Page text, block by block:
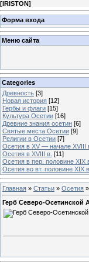
[IRISTON]
Форма входа
Меню сайта
Categories
Древность [3]
Новая история [12]
Гербы и флаги [15]
Культура Осетии [16]
Древние знания осетин [6]
Святые места Осетии [9]
Религии в Осетии [7]
Осетия в XV — начале XVIII
Осетия в XVIII в. [11]
Осетия в пер. половине XIX
Осетия во вт. половине XIX в.
Главная » Статьи » Осетия »
Герб Северо-Осетинской